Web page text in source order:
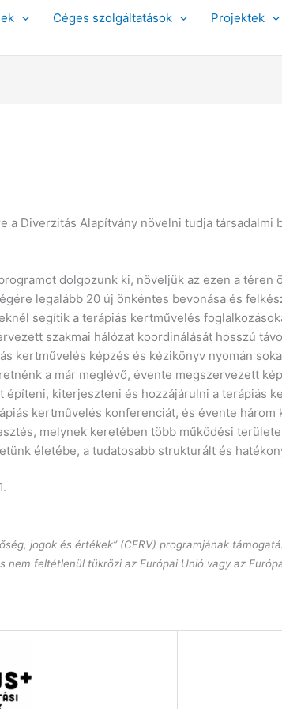
Céges szolgáltatások Projektek
a Diverzitás Alapítvány növelni tudja társadalmi
dolgozunk ki, növeljük az ezen a téren
legalább 20 új önkéntes bevonása és
segítik a terápiás kertművelés
szakmai hálózat koordinálását hosszú
kertművelés képzés és kézikönyv nyomán
a már meglévő, évente megszervezett
építeni, kiterjeszteni és hozzájárulni a terápiás
kertművelés konferenciát, és évente
melynek keretében több működési
életébe, a tudatosabb strukturált és
jogok és értékek” (CERV) programjának
feltétlenül tükrözi az Európai Unió vagy az